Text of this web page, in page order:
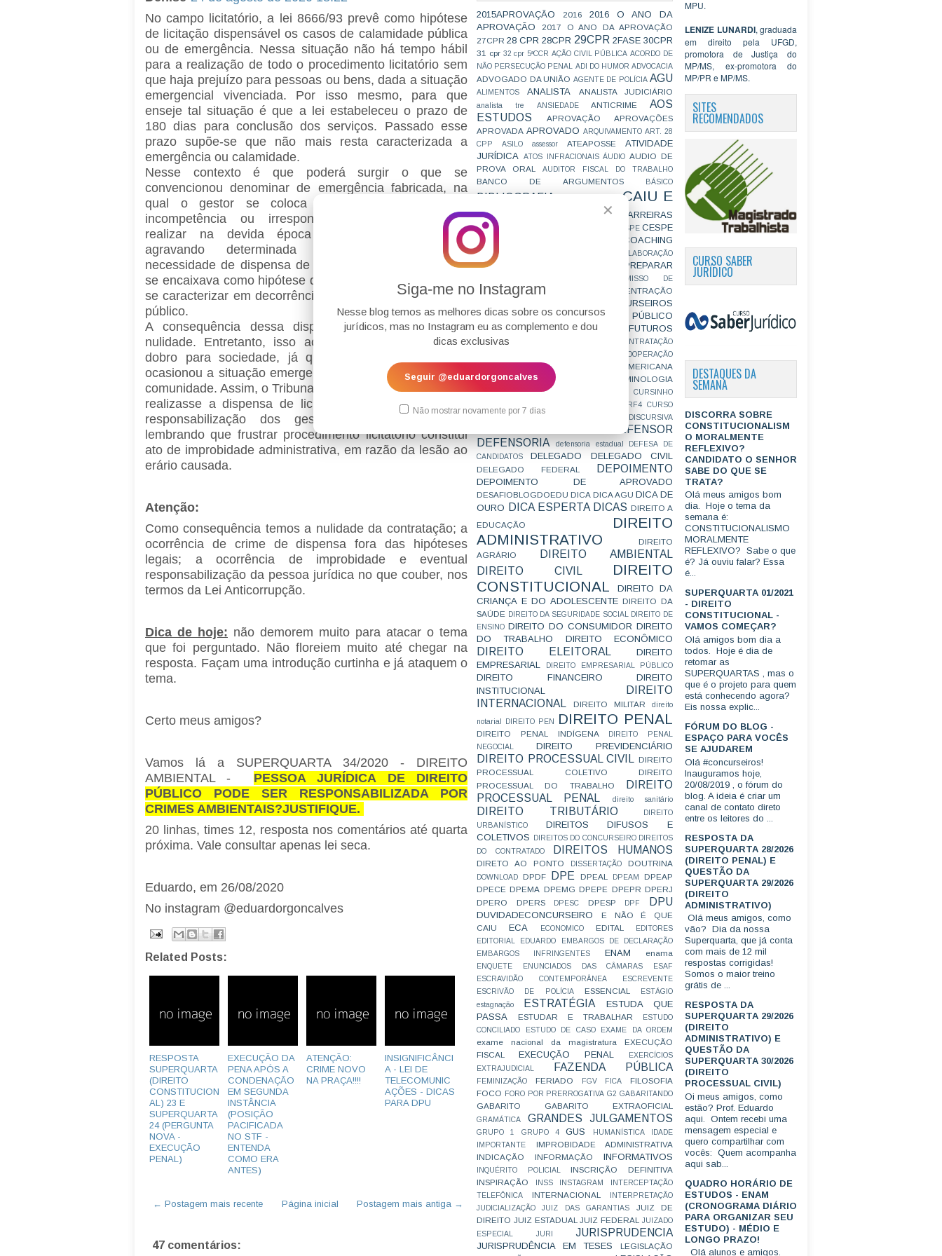
✕
Siga-me no Instagram
Nesse blog temos as melhores dicas sobre os concursos
jurídicos, mas no Instagram eu as complemento e dou
dicas exclusivas
Seguir @eduardorgoncalves
Não mostrar novamente por 7 dias
No campo licitatório, a lei 8666/93 prevê como hipótese
de licitação dispensável os casos de calamidade pública
ou de emergência. Nessa situação não há tempo hábil
para a realização de todo o procedimento licitatório sem
que haja prejuízo para pessoas ou bens, dada a situação
emergencial vivenciada. Por isso mesmo, para que
enseje tal situação é que a lei estabeleceu o prazo de
180 dias para conclusão dos serviços. Passado esse
prazo supõe-se que não mais resta caracterizada a
emergência ou calamidade.
Nesse contexto é que poderá surgir o que se
convencionou denominar de emergência fabricada, na
qual o gestor se coloca nessa circunstância por
incompetência ou irresponsabilidade, deixando de
realizar na devida época procedimento licitatório,
agravando determinada situação, forçando a
necessidade de dispensa de licitação. O que antes não
se encaixava como hipótese de dispensa, passa assim a
se caracterizar em decorrência da inoperância do gestor
público.
A consequência dessa dispensa indevida seria sua
nulidade. Entretanto, isso acarretaria um prejuízo em
dobro para sociedade, já que a ineficácia do gestor
ocasionou a situação emergencial vivenciada por aquela
comunidade. Assim, o Tribunal de Contas permitiu que se
realizasse a dispensa de licitação nesse caso, com a
responsabilização dos gestores por sua desídia,
lembrando que frustrar procedimento licitatório constitui
ato de improbidade administrativa, em razão da lesão ao
erário causada.
Atenção:
Como consequência temos a nulidade da contratação; a
ocorrência de crime de dispensa fora das hipóteses
legais; a ocorrência de improbidade e eventual
responsabilização da pessoa jurídica no que couber, nos
termos da Lei Anticorrupção.
Dica de hoje: não demorem muito para atacar o tema
que foi perguntado. Não floreiem muito até chegar na
resposta. Façam uma introdução curtinha e já ataquem o
tema.
Certo meus amigos?
Vamos lá a SUPERQUARTA 34/2020 - DIREITO
AMBIENTAL - PESSOA JURÍDICA DE DIREITO
PÚBLICO PODE SER RESPONSABILIZADA POR
CRIMES AMBIENTAIS?JUSTIFIQUE.
20 linhas, times 12, resposta nos comentários até quarta
próxima. Vale consultar apenas lei seca.
Eduardo, em 26/08/2020
No instagram @eduardorgoncalves
Related Posts:
RESPOSTA
SUPERQUARTA
(DIREITO
CONSTITUCION
AL) 23 E
SUPERQUARTA
24 (PERGUNTA
NOVA -
EXECUÇÃO
PENAL)
EXECUÇÃO DA
PENA APÓS A
CONDENAÇÃO
EM SEGUNDA
INSTÂNCIA
(POSIÇÃO
PACIFICADA
NO STF -
ENTENDA
COMO ERA
ANTES)
ATENÇÃO:
CRIME NOVO
NA PRAÇA!!!!
INSIGNIFICÂNCI
A - LEI DE
TELECOMUNIC
AÇÕES - DICAS
PARA DPU
← Postagem mais recente Postagem mais antiga →
Página inicial
47 comentários:
2015APROVAÇÃO 2016
2016 O ANO DA
APROVAÇÃO
2017 O ANO DA APROVAÇÃO
27CPR 28 CPR 28CPR 29CPR 2FASE 30CPR
31 cpr 32 cpr 5ªCCR AÇÃO CIVIL PÚBLICA ACORDO DE
NÃO PERSECUÇÃO PENAL
ADI DO HUMOR ADVOCACIA
ADVOGADO DA UNIÃO AGENTE DE POLÍCIA AGU
ALIMENTOS ANALISTA ANALISTA JUDICIÁRIO
analista tre ANSIEDADE ANTICRIME
AOS
ESTUDOS
APROVAÇÃO
APROVAÇÕES
APROVADA APROVADO ARQUIVAMENTO ART. 28
CPP
ASILO assessor ATEAPOSSE
ATIVIDADE
JURÍDICA
ATOS INFRACIONAIS ÁUDIO AUDIO DE
PROVA ORAL
AUDITOR FISCAL DO TRABALHO
BANCO DE ARGUMENTOS BÁSICO
BIBLIOGRAFIA
CAIU E
VAI CAIR
CARREIRAS
CARREIRAS
JURÍDICAS
CEBRASPE CESPE
CF COACHING
CÓDIGO DE TRÂNSITO BRASILEIRO
COLABORAÇÃO
COMBATE À CORRUPÇÃO
COMO SE PREPARAR
COMPROMISSO DE
AJUSTAMENTO DE CONDUTA
CONCENTRAÇÃO
CONCURSEIROS
CONCURSO
CONCURSO PÚBLICO
CONCURSOS
CONCURSOS FUTUROS
CONCURSOS NÍVEL HARD
CONTRATAÇÃO
COOPERAÇÃO
CORTE INTERAMERICANA
CPC2015
CPI
CRIMINOLOGIA
CRONOGRAMA
CTB CURSINHO
CURSO ESTUDO DE CASO - TRF4
CURSO
PARA A SUBJETIVA
CURSO PROVA DISCURSIVA
DEFENSOR
DEFENSORIA
defensoria estadual
DEFESA DE
CANDIDATOS
DELEGADO DELEGADO CIVIL
DELEGADO FEDERAL DEPOIMENTO
DEPOIMENTO DE APROVADO
DESAFIOBLOGDOEDU DICA DICA AGU DICA DE
OURO DICA ESPERTA DICAS DIREITO A
EDUCAÇÃO
DIREITO
ADMINISTRATIVO
DIREITO
AGRÁRIO
DIREITO AMBIENTAL
DIREITO CIVIL
DIREITO
CONSTITUCIONAL
DIREITO DA
CRIANÇA E DO ADOLESCENTE DIREITO DA
SAÚDE
DIREITO DA SEGURIDADE SOCIAL
DIREITO DE
ENSINO DIREITO DO CONSUMIDOR DIREITO
DO TRABALHO
DIREITO ECONÔMICO
DIREITO ELEITORAL
DIREITO
EMPRESARIAL
DIREITO EMPRESARIAL PÚBLICO
DIREITO FINANCEIRO
DIREITO
INSTITUCIONAL
DIREITO
INTERNACIONAL
DIREITO MILITAR direito
notarial DIREITO PEN DIREITO PENAL
DIREITO PENAL INDÍGENA
DIREITO PENAL
NEGOCIAL
DIREITO PREVIDENCIÁRIO
DIREITO PROCESSUAL CIVIL
DIREITO
PROCESSUAL COLETIVO
DIREITO
PROCESSUAL DO TRABALHO
DIREITO
PROCESSUAL PENAL
direito sanitário
DIREITO TRIBUTÁRIO
DIREITO
URBANÍSTICO
DIREITOS DIFUSOS E
COLETIVOS
DIREITOS DO CONCURSEIRO DIREITOS
DO CONTRATADO
DIREITOS HUMANOS
DIRETO AO PONTO DISSERTAÇÃO DOUTRINA
DOWNLOAD DPDF DPE DPEAL DPEAM
DPEAP
DPECE DPEMA DPEMG DPEPE DPEPR DPERJ
DPERO
DPERS DPESC DPESP DPF DPU
DUVIDADECONCURSEIRO
E NÃO É QUE
CAIU
ECA ECONOMICO EDITAL
EDITORES
EDITORIAL
EDUARDO
EMBARGOS DE DECLARAÇÃO
EMBARGOS INFRINGENTES
ENAM enama
ENQUETE ENUNCIADOS DAS CÂMARAS
ESAF
ESCRAVIDÃO CONTEMPORÂNEA
ESCREVENTE
ESCRIVÃO DE POLÍCIA
ESSENCIAL
ESTÁGIO
estagnação
ESTRATÉGIA
ESTUDA QUE
PASSA
ESTUDAR E TRABALHAR
ESTUDO
CONCILIADO
ESTUDO DE CASO EXAME DA ORDEM
exame nacional da magistratura
EXECUÇÃO
FISCAL
EXECUÇÃO PENAL
EXERCÍCIOS
EXTRAJUDICIAL
FAZENDA PÚBLICA
FEMINIZAÇÃO FERIADO FGV FICA
FILOSOFIA
FOCO
FORO POR PRERROGATIVA G2 GABARITANDO
GABARITO GABARITO EXTRAOFICIAL
GRAMÁTICA GRANDES JULGAMENTOS
GRUPO 1 GRUPO 4 GUS HUMANÍSTICA
IDADE
IMPORTANTE
IMPROBIDADE ADMINISTRATIVA
INDICAÇÃO
INFORMAÇÃO INFORMATIVOS
INQUÉRITO POLICIAL
INSCRIÇÃO DEFINITIVA
INSPIRAÇÃO
INSS INSTAGRAM
INTERCEPTAÇÃO
TELEFÔNICA
INTERNACIONAL
INTERPRETAÇÃO
JUDICIALIZAÇÃO
JUIZ DAS GARANTIAS
JUIZ DE
DIREITO JUIZ ESTADUAL JUIZ FEDERAL
JUIZADO
ESPECIAL
JURI JURISPRUDENCIA
JURISPRUDÊNCIA EM TESES
LEGISLAÇÃO
MPU.
LENIZE LUNARDI, graduada
em direito pela UFGD,
promotora de Justiça do
MP/MS, ex-promotora do
MP/PR e MP/MS.
SITES
RECOMENDADOS
CURSO SABER
JURÍDICO
DESTAQUES DA
SEMANA
DISCORRA SOBRE
CONSTITUCIONALISM
O MORALMENTE
REFLEXIVO?
CANDIDATO O SENHOR
SABE DO QUE SE
TRATA?
Olá meus amigos bom
dia. Hoje o tema da
semana é:
CONSTITUCIONALISMO
MORALMENTE
REFLEXIVO? Sabe o que
é? Já ouviu falar? Essa
é...
SUPERQUARTA 01/2021
- DIREITO
CONSTITUCIONAL -
VAMOS COMEÇAR?
Olá amigos bom dia a
todos. Hoje é dia de
retomar as
SUPERQUARTAS , mas o
que é o projeto para quem
está conhecendo agora?
Eis nossa explic...
FÓRUM DO BLOG -
ESPAÇO PARA VOCÊS
SE AJUDAREM
Olá #concurseiros!
Inauguramos hoje,
20/08/2019 , o fórum do
blog. A ideia é criar um
canal de contato direto
entre os leitores do ...
RESPOSTA DA
SUPERQUARTA 28/2026
(DIREITO PENAL) E
QUESTÃO DA
SUPERQUARTA 29/2026
(DIREITO
ADMINISTRATIVO)
Olá meus amigos, como
vão? Dia da nossa
Superquarta, que já conta
com mais de 12 mil
respostas corrigidas!
Somos o maior treino
grátis de ...
RESPOSTA DA
SUPERQUARTA 29/2026
(DIREITO
ADMINISTRATIVO) E
QUESTÃO DA
SUPERQUARTA 30/2026
(DIREITO
PROCESSUAL CIVIL)
Oi meus amigos, como
estão? Prof. Eduardo
aqui. Ontem recebi uma
mensagem especial e
quero compartilhar com
vocês: Quem acompanha
aqui sab...
QUADRO HORÁRIO DE
ESTUDOS - ENAM
(CRONOGRAMA DIÁRIO
PARA ORGANIZAR SEU
ESTUDO) - MÉDIO E
LONGO PRAZO!
Olá alunos e amigos.